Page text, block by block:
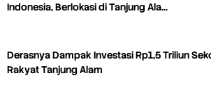
Indonesia, Berlokasi di Tanjung Ala…
Derasnya Dampak Investasi Rp1,5 Triliun
Rakyat Tanjung Alam